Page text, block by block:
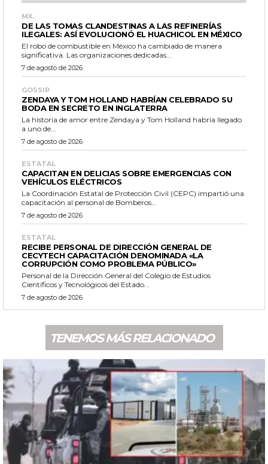
MX.
DE LAS TOMAS CLANDESTINAS A LAS REFINERÍAS
ILEGALES: ASÍ EVOLUCIONÓ EL HUACHICOL EN MÉXICO
El robo de combustible en México ha cambiado de manera
significativa. Las organizaciones dedicadas...
7 de agosto de 2026
GOSSIP
ZENDAYA Y TOM HOLLAND HABRÍAN CELEBRADO SU
BODA EN SECRETO EN INGLATERRA
La historia de amor entre Zendaya y Tom Holland habría llegado
a uno de...
7 de agosto de 2026
ESTATAL
CAPACITAN EN DELICIAS SOBRE EMERGENCIAS CON
VEHÍCULOS ELÉCTRICOS
La Coordinación Estatal de Protección Civil (CEPC) impartió una
capacitación al personal de Bomberos...
7 de agosto de 2026
ESTATAL
RECIBE PERSONAL DE DIRECCIÓN GENERAL DE
CECYTECH CAPACITACIÓN DENOMINADA «LA
CORRUPCIÓN COMO PROBLEMA PÚBLICO»
Personal de la Dirección General del Colegio de Estudios
Científicos y Tecnológicos del Estado...
7 de agosto de 2026
TENEMOS MÁS RELACIONADO